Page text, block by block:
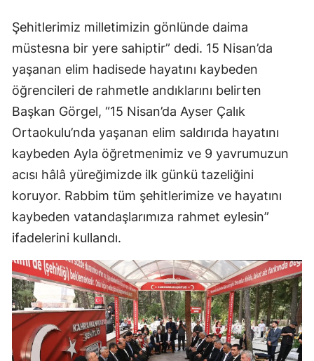
Şehitlerimiz milletimizin gönlünde daima
müstesna bir yere sahiptir” dedi. 15 Nisan’da
yaşanan elim hadisede hayatını kaybeden
öğrencileri de rahmetle andıklarını belirten
Başkan Görgel, “15 Nisan’da Ayser Çalık
Ortaokulu’nda yaşanan elim saldırıda hayatını
kaybeden Ayla öğretmenimiz ve 9 yavrumuzun
acısı hâlâ yüreğimizde ilk günkü tazeliğini
koruyor. Rabbim tüm şehitlerimize ve hayatını
kaybeden vatandaşlarımıza rahmet eylesin”
ifadelerini kullandı.